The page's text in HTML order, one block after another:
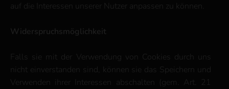
auf die Interessen unserer Nutzer anpassen zu können.
Widerspruchsmöglichkeit
Falls sie mit der Verwendung von Cookies durch uns
nicht einverstanden sind, können sie das Speichern und
Verwenden ihrer Interessen abschalten (gem. Art. 21